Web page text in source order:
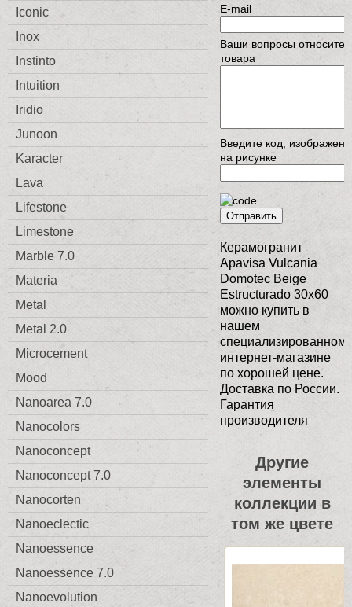
Iconic
Inox
Instinto
Intuition
Iridio
Junoon
Karacter
Lava
Lifestone
Limestone
Marble 7.0
Materia
Metal
Metal 2.0
Microcement
Mood
Nanoarea 7.0
Nanocolors
Nanoconcept
Nanoconcept 7.0
Nanocorten
Nanoeclectic
Nanoessence
Nanoessence 7.0
Nanoevolution
E-mail
Ваши вопросы
товара
Введите код,
на рисунке
Отправить
Керамогранит
Apavisa Vulcania
Domotec Beige
Estructurado 30x60
можно купить в
нашем
специализированном
интернет-магазине
по хорошей цене.
Доставка по России.
Гарантия
производителя
Другие
элементы
коллекции в
том же цвете